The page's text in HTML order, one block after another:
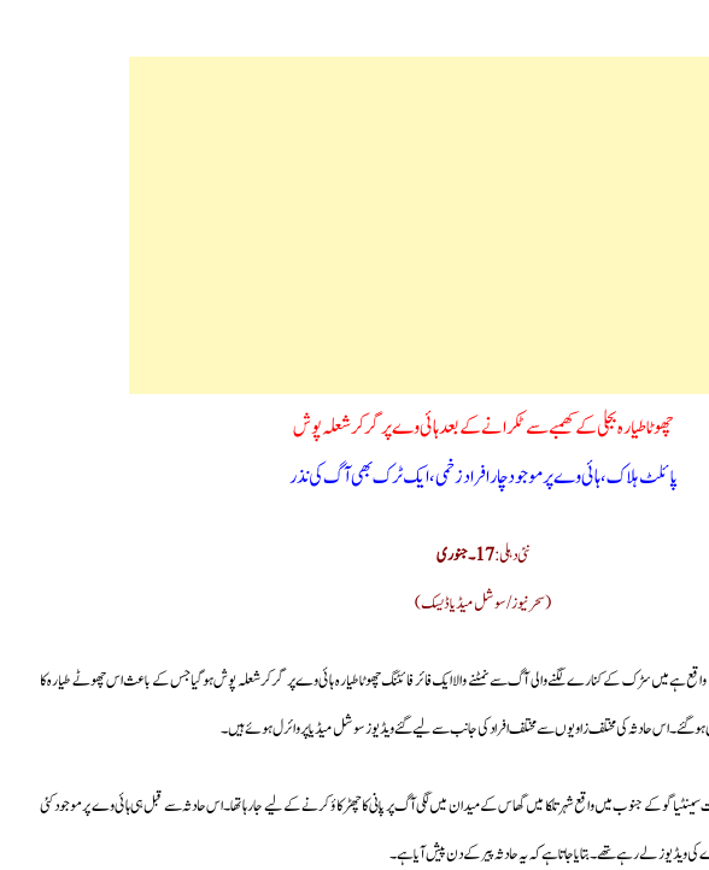
چھوٹا طیارہ بجلی کے کھمبے سے ٹکرانے کے بعد ہائی وے پر گر کر شعلہ پوش
پائلٹ ہلاک، ہائی وے پر موجود چارافراد زخمی، ایک ٹرک بھی آگ کی نذر
نئی دہلی :17۔جنوری
(سحر نیوز/سوشل میڈیا ڈیسک)
واقع ہےمیں سڑک کے کنارے لگنےوالی آگ سے نمٹنے والا ایک فائر فائٹنگ چھوٹا طیارہ ہائی وے پر گر کر شعلہ پوش ہوگیاجس کے باعث اس چھوٹے طیارہ کا
ہو گئے۔اس حادثہ کی مختلف زاویوں سے مختلف افراد کی جانب سے لیے گئے ویڈیوز سوشل میڈیا پروائرل ہوئے ہیں۔
سینٹیاگو کے جنوب میں واقع شہر تلکا میں گھاس کے میدان میں لگی آگ پر پانی کا چھڑکاؤ کرنے کےلیے جارہا تھا۔اس حادثہ سے قبل ہی ہائی وے پر موجود کئی
ویڈیوز لے رہے تھے۔بتایا جاتا ہے کہ یہ حادثہ پیر کے دن پیش آیا ہے۔